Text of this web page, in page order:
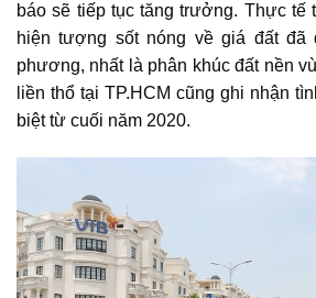
báo sẽ tiếp tục tăng trưởng. Thực tế
hiện tượng sốt nóng về giá đất đã
phương, nhất là phân khúc đất nền
liền thổ tại TP.HCM cũng ghi nhận
biệt từ cuối năm 2020.